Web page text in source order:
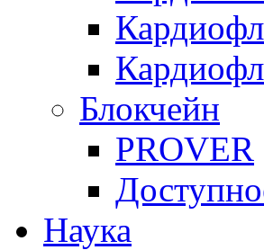
Блокчейн
PROVER
Наука